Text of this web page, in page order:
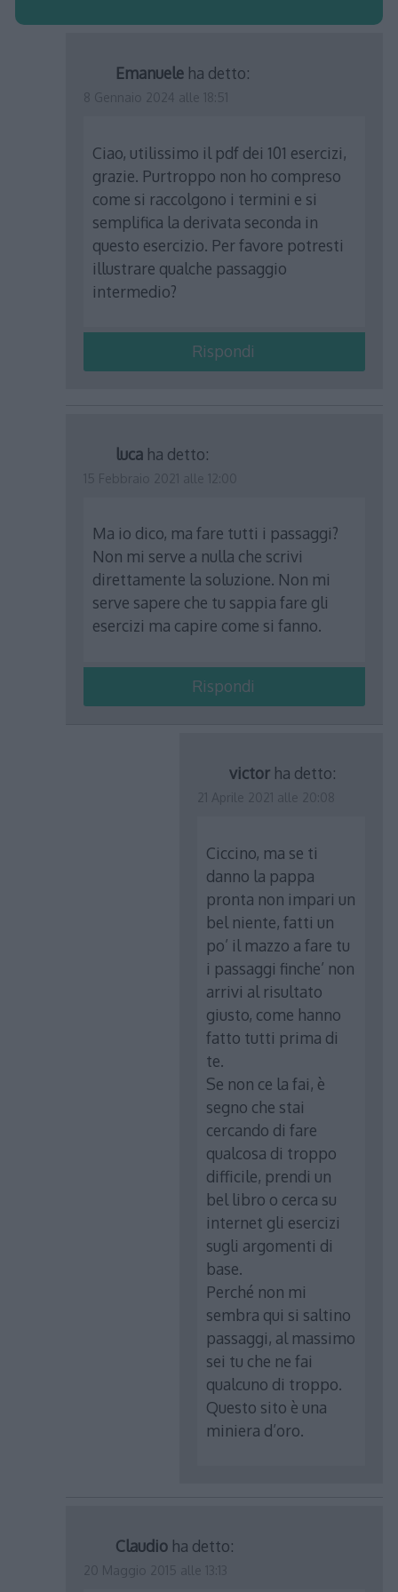
Emanuele ha detto:
Ciao, utilissimo il pdf dei 101 esercizi,
grazie. Purtroppo non ho compreso
come si raccolgono i termini e si
semplifica la derivata seconda in
questo esercizio. Per favore potresti
illustrare qualche passaggio
intermedio?
Rispondi
luca ha detto:
Ma io dico, ma fare tutti i passaggi?
Non mi serve a nulla che scrivi
direttamente la soluzione. Non mi
serve sapere che tu sappia fare gli
esercizi ma capire come si fanno.
Rispondi
victor ha detto:
Ciccino, ma se ti
danno la pappa
pronta non impari un
bel niente, fatti un
po’ il mazzo a fare tu
i passaggi finche’ non
arrivi al risultato
giusto, come hanno
fatto tutti prima di
te.
Se non ce la fai, è
segno che stai
cercando di fare
qualcosa di troppo
difficile, prendi un
bel libro o cerca su
internet gli esercizi
sugli argomenti di
base.
Perché non mi
sembra qui si saltino
passaggi, al massimo
sei tu che ne fai
qualcuno di troppo.
Questo sito è una
miniera d’oro.
Claudio ha detto: